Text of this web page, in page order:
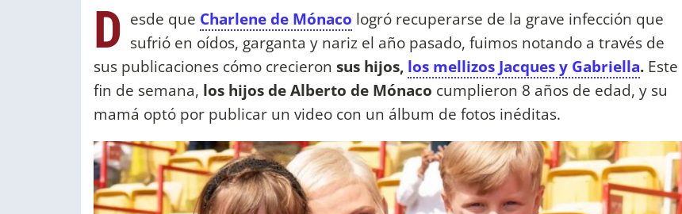
D esde que Charlene de Mónaco logró recuperarse de la grave infección que
sufrió en oídos, garganta y nariz el año pasado, fuimos notando a través de
sus publicaciones cómo crecieron sus hijos, los mellizos Jacques y Gabriella. Este
fin de semana, los hijos de Alberto de Mónaco cumplieron 8 años de edad, y su
mamá optó por publicar un video con un álbum de fotos inéditas.